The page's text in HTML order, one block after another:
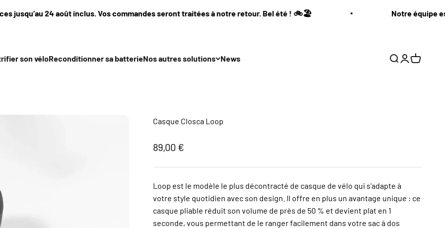
24 août inclus. Vos commandes seront traitées à notre retour. Bel été ! 🚲🏖️ Notre équipe est
son véloReconditionner sa batterieNos autres solutions News
Recherche
Connexion
Panier
Casque Closca Loop
Prix de vente
89,00 €
Loop est le modèle le plus décontracté de casque de vélo qui s'adapte à
votre style quotidien avec son design. Il offre en plus un avantage unique : ce
casque pliable réduit son volume de près de 50 % et devient plat en 1
seconde, vous permettant de le ranger facilement dans votre sac à dos